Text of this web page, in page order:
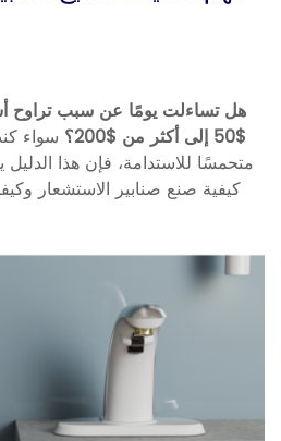
هل تساءلت يومًا عن سبب تراوح
$50 إلى أكثر من $200؟
سواء
متحمسًا للاستدامة، فإن هذا
كيفية صنع صنابير الاستشعار